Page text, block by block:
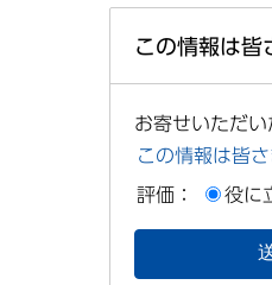
この情報は皆
お寄せいただい
この情報は皆
評価： 役に